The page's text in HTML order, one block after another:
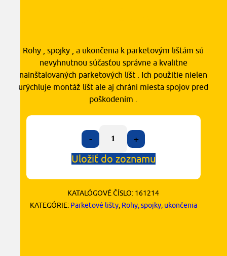
Rohy , spojky , a ukončenia k parketovým lištám sú
nevyhnutnou súčasťou správne a kvalitne
nainštalovaných parketových líšt . Ich použitie nielen
urýchluje montáž líšt ale aj chráni miesta spojov pred
poškodením .
-
+
Uložiť do zoznamu
KATALÓGOVÉ ČÍSLO: 161214
KATEGÓRIE: Parketové lišty, Rohy, spojky, ukončenia